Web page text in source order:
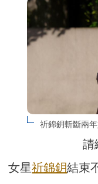
祈錦鈅斬斷兩
請
女星祈錦鈅結束